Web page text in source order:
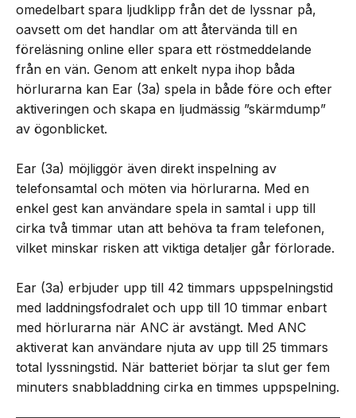
omedelbart spara ljudklipp från det de lyssnar på,
oavsett om det handlar om att återvända till en
föreläsning online eller spara ett röstmeddelande
från en vän. Genom att enkelt nypa ihop båda
hörlurarna kan Ear (3a) spela in både före och efter
aktiveringen och skapa en ljudmässig ”skärmdump”
av ögonblicket.
Ear (3a) möjliggör även direkt inspelning av
telefonsamtal och möten via hörlurarna. Med en
enkel gest kan användare spela in samtal i upp till
cirka två timmar utan att behöva ta fram telefonen,
vilket minskar risken att viktiga detaljer går förlorade.
Ear (3a) erbjuder upp till 42 timmars uppspelningstid
med laddningsfodralet och upp till 10 timmar enbart
med hörlurarna när ANC är avstängt. Med ANC
aktiverat kan användare njuta av upp till 25 timmars
total lyssningstid. När batteriet börjar ta slut ger fem
minuters snabbladdning cirka en timmes uppspelning.